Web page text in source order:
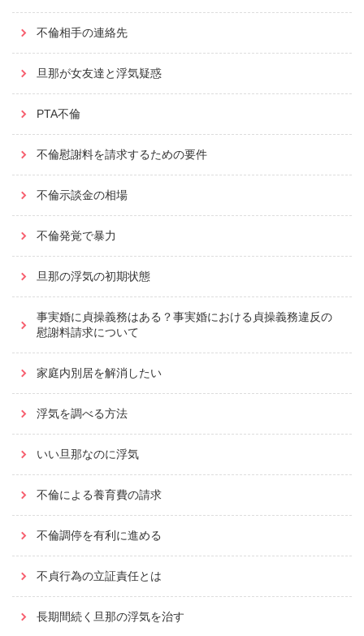
不倫相手の連絡先
旦那が女友達と浮気疑惑
PTA不倫
不倫慰謝料を請求するための要件
不倫示談金の相場
不倫発覚で暴力
旦那の浮気の初期状態
事実婚に貞操義務はある？事実婚における貞操義務違反の
慰謝料請求について
家庭内別居を解消したい
浮気を調べる方法
いい旦那なのに浮気
不倫による養育費の請求
不倫調停を有利に進める
不貞行為の立証責任とは
長期間続く旦那の浮気を治す